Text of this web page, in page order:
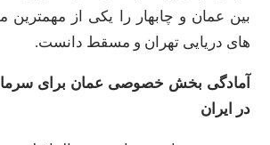
بین عمان و چابهار را یکی از
های دریایی تهران و مسقط دانست.
آمادگی بخش خصوصی عمان برای
در ایران